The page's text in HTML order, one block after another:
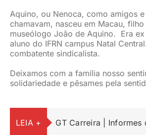
Aquino, ou Nenoca, como amigos
chamavam, nasceu em Macau,
museólogo João de Aquino. Era
aluno do IFRN campus Natal
combatente sindicalista.
Deixamos com a família nosso
solidariedade e pêsames pela
LEIA + GT Carreira |